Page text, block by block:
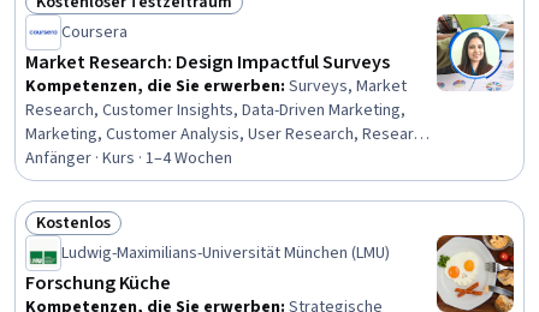
Benutzererfahrung, Prüfung der Benutzerfreundlichkeit,
Software-Dokumentation, Design Thinking, Prototyping,
Wireframing, Benutzeroberfläche (UI), Figma
(Entwurfssoftware), Interaktionsdesign
Status: Kostenloser Testzeitraum
Coursera
Market Research: Design Impactful Surveys
Kompetenzen, die Sie erwerben: Surveys, Market
Research, Customer Insights, Data-Driven Marketing,
Marketing, Customer Analysis, User Research, Research
Methodologies, Market Analysis, Data Collection
Anfänger · Kurs · 1–4 Wochen
Status: Kostenlos
Kostenlos
Ludwig-Maximilians-Universität München (LMU)
Forschung Küche
Kompetenzen, die Sie erwerben: Strategische